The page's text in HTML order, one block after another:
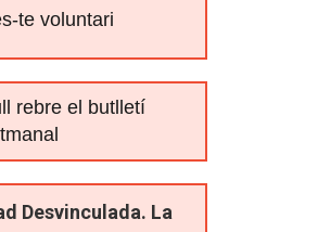
te voluntari
rebre el butlletí
Desvinculada. La